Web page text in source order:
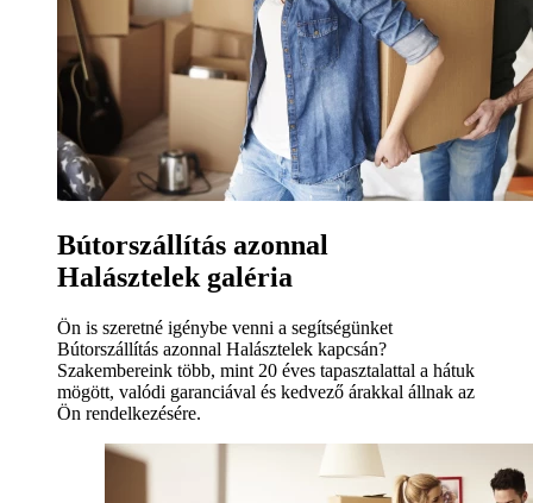
Bútorszállítás azonnal
Halásztelek galéria
Ön is szeretné igénybe venni a segítségünket
Bútorszállítás azonnal Halásztelek kapcsán?
Szakembereink több, mint 20 éves tapasztalattal a hátuk
mögött, valódi garanciával és kedvező árakkal állnak az
Ön rendelkezésére.